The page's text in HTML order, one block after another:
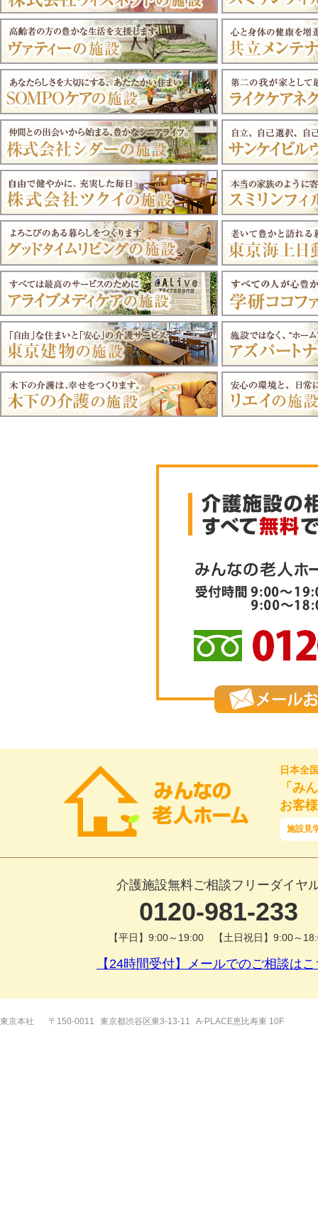
日本全
「み
お客
施設見
介護施設無料ご相談フリーダイヤ
0120-981-233
【平日】9:00～19:00 【土日祝日】9:00～
【24時間受付】メールでのご相談は
東京本社 〒150-0011 東京都渋谷区東3-13-11 A-PLACE恵比寿東 10F